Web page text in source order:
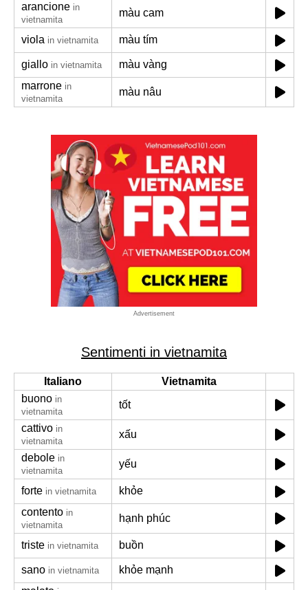
arancione in
vietnamita
màu cam
viola in vietnamita màu tím
giallo in vietnamita
màu vàng
marrone in
vietnamita
màu nâu
Advertisement
Sentimenti in vietnamita
Italiano
Vietnamita
buono in
vietnamita
tốt
cattivo in
vietnamita
xấu
debole in
vietnamita
yếu
forte in vietnamita
khỏe
contento in
vietnamita
hạnh phúc
triste in vietnamita buồn
sano in vietnamita
khỏe mạnh